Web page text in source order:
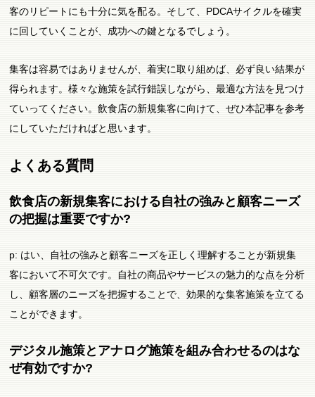
客のリピートにも十分に気を配る。そして、PDCAサイクルを確実
に回していくことが、成功への鍵となるでしょう。
集客は容易ではありませんが、着実に取り組めば、必ず良い結果が
得られます。様々な施策を試行錯誤しながら、最適な方法を見つけ
ていってください。飲食店の新規集客に向けて、ぜひ本記事を参考
にしていただければと思います。
よくある質問
飲食店の新規集客における自社の強みと顧客ニーズ
の把握は重要ですか?
p: はい、自社の強みと顧客ニーズを正しく理解することが新規集
客において不可欠です。自社の商品やサービスの魅力的な点を分析
し、顧客層のニーズを把握することで、効果的な集客施策を立てる
ことができます。
デジタル施策とアナログ施策を組み合わせるのはな
ぜ有効ですか?